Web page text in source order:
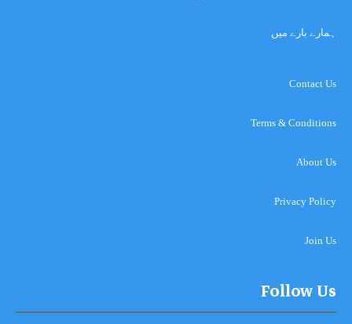
ہمارے بارے میں
Contact Us
Terms & Conditions
About Us
Privacy Policy
Join Us
Follow Us